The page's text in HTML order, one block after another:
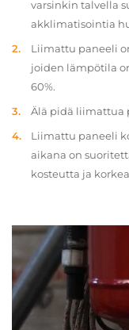
varsinkin talvella
akklimatisointia
Liimattu paneeli
joiden lämpötila
60%.
Älä pidä liimattua
Liimattu paneeli
aikana on
kosteutta ja